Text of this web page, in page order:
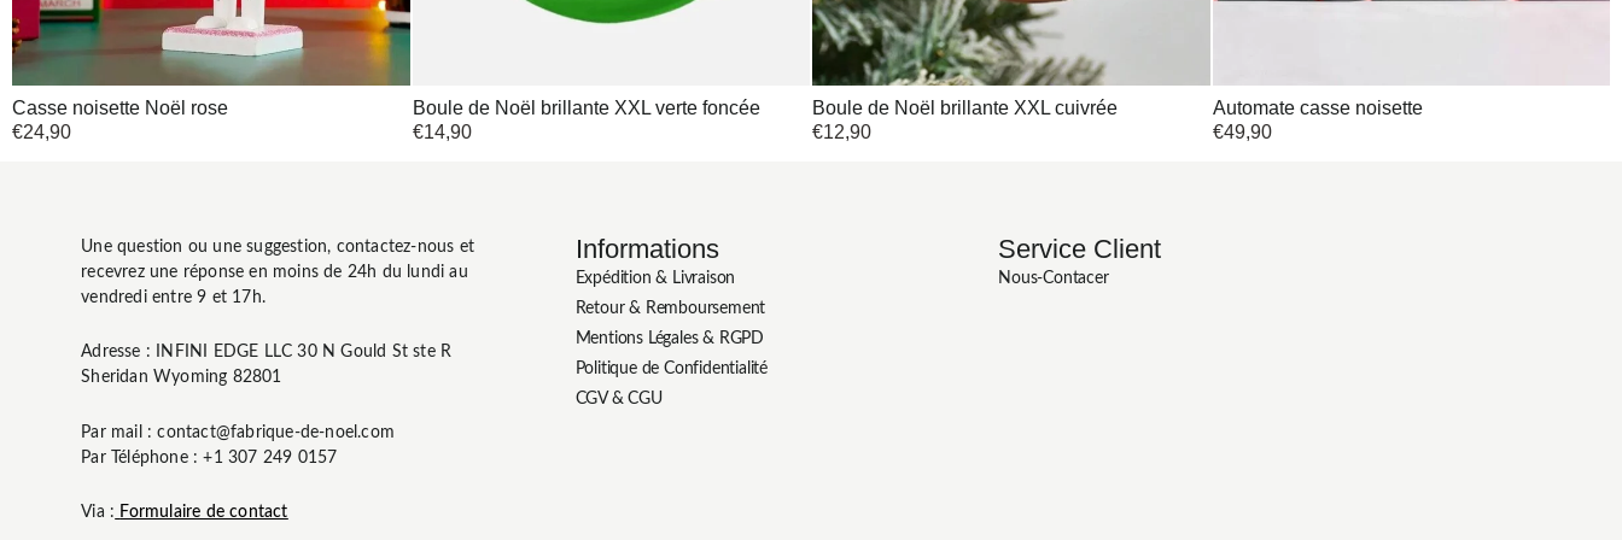
Casse noisette Noël rose
€24,90
Boule de Noël brillante XXL verte foncée
€14,90
Boule de Noël brillante XXL cuivrée
€12,90
Automate casse noisette
€49,90
Une question ou une suggestion, contactez-nous et
recevrez une réponse en moins de 24h du lundi au
vendredi entre 9 et 17h.
Adresse : INFINI EDGE LLC 30 N Gould St ste R
Sheridan Wyoming 82801
Par mail : contact@fabrique-de-noel.com
Par Téléphone : +1 307 249 0157
Via : Formulaire de contact
Informations
Expédition & Livraison
Retour & Remboursement
Mentions Légales & RGPD
Politique de Confidentialité
CGV & CGU
Service Client
Nous-Contacer